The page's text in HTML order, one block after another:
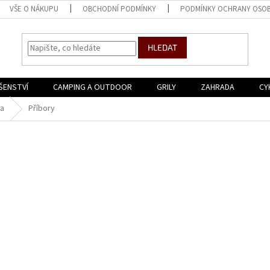
VŠE O NÁKUPU OBCHODNÍ PODMÍNKY PODMÍNKY OCHRANY
HLEDAT
CAMPING A OUTDOOR GRILY ZAHRADA
Příbory